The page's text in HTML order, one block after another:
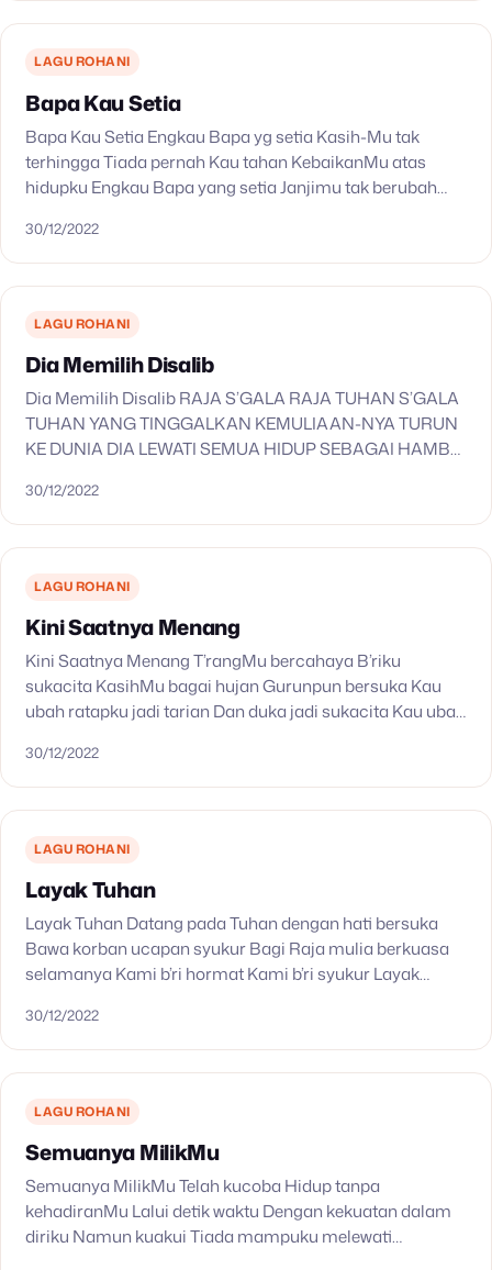
LAGU ROHANI
Bapa Kau Setia
Bapa Kau Setia Engkau Bapa yg setia Kasih-Mu tak
terhingga Tiada pernah Kau tahan KebaikanMu atas
hidupku Engkau Bapa yang setia Janjimu tak berubah
Kumengandalkan…
30/12/2022
LAGU ROHANI
Dia Memilih Disalib
Dia Memilih Disalib RAJA S’GALA RAJA TUHAN S’GALA
TUHAN YANG TINGGALKAN KEMULIAAN-NYA TURUN
KE DUNIA DIA LEWATI SEMUA HIDUP SEBAGAI HAMBA
KEMATIAN-NYA DIA MEMILIH DISALIB…
30/12/2022
LAGU ROHANI
Kini Saatnya Menang
Kini Saatnya Menang T’rangMu bercahaya B’riku
sukacita KasihMu bagai hujan Gurunpun bersuka Kau
ubah ratapku jadi tarian Dan duka jadi sukacita Kau ubah
30/12/2022
LAGU ROHANI
Layak Tuhan
Layak Tuhan Datang pada Tuhan dengan hati bersuka
Bawa korban ucapan syukur Bagi Raja mulia berkuasa
selamanya Kami b’ri hormat Kami b’ri syukur Layak
domba Layak…
30/12/2022
LAGU ROHANI
Semuanya MilikMu
Semuanya MilikMu Telah kucoba Hidup tanpa
kehadiranMu Lalui detik waktu Dengan kekuatan dalam
diriku Namun kuakui Tiada mampuku melewati